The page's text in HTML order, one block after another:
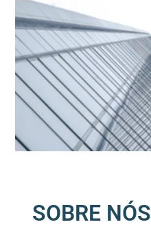
SOBRE NÓS